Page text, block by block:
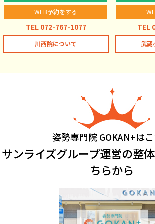
WEB予約をする
TEL 072-767-1077
川西院について
TEL
武蔵
姿勢専門院 GOKAN+は
サンライズグループ運営の整体
ちらから